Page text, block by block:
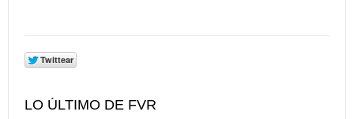
LO ÚLTIMO DE FVR